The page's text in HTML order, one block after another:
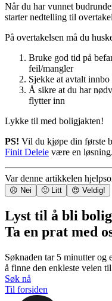
Når du har vunnet
starter nedtelling til
På overtakelsen må du
Bruke god tid på
feil/mangler
Sjekke at avtalt
Å sikre at du har
flytter inn
Lykke til med boligjakten!
PS! Vil du kjøpe din første
Finit Deleie være en løsning.
Var denne artikkelen
☹️ Nei 🙂 Litt 😍 Veldig!
Lyst til å bli
Ta en prat med
Søknaden tar 5 minutter og
å finne den enkleste veien
Søk nå
Til forsiden